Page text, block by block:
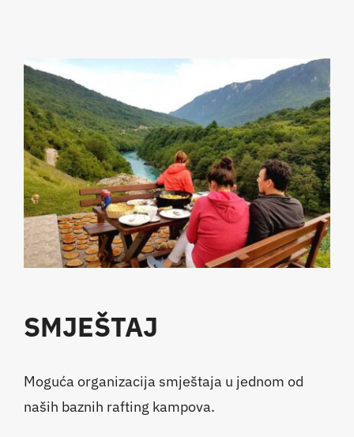
SMJEŠTAJ
Moguća organizacija smještaja u jednom od
naših baznih rafting kampova.